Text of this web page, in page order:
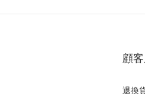
顧
退換